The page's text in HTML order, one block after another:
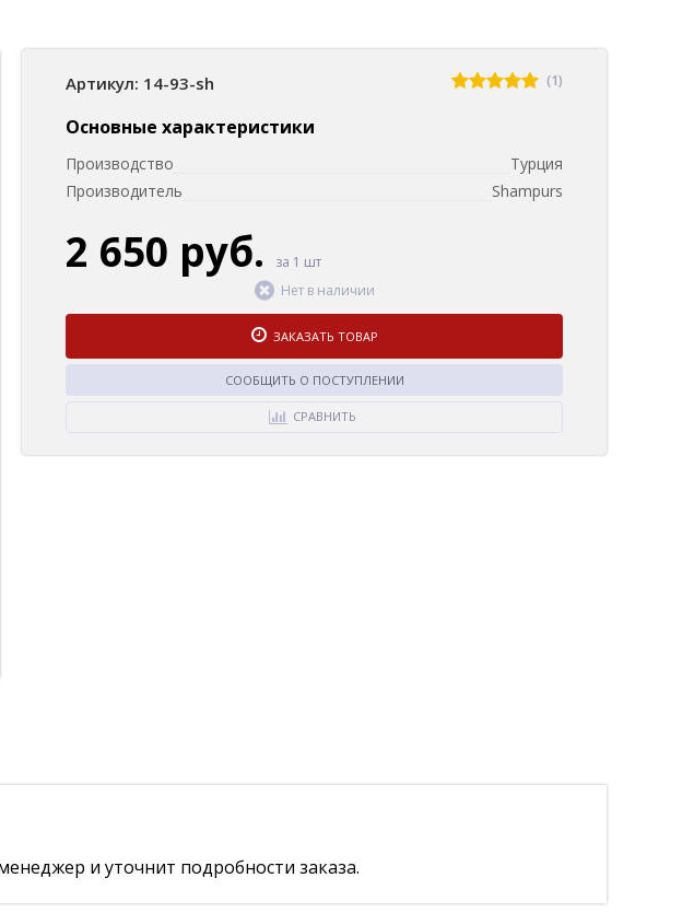
Артикул: 14-93-sh (1)
Основные характеристики
Производство
Турция
Производитель
Shampurs
2 650 руб.
за 1 шт
Нет в наличии
ЗАКАЗАТЬ ТОВАР
СООБЩИТЬ О ПОСТУПЛЕНИИ
СРАВНИТЬ
и уточнит подробности заказа.